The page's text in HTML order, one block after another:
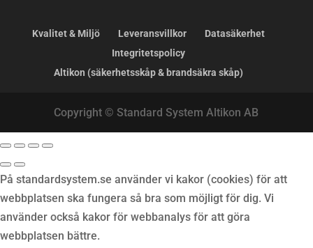
Kvalitet & Miljö Leveransvillkor
Datasäkerhet
Integritetspolicy
Altikon (säkerhetsskåp & brandsäkra skåp)
Copyright © Standard System Altikon AB
På standardsystem.se använder vi kakor (cookies) för att
webbplatsen ska fungera så bra som möjligt för dig. Vi
använder också kakor för webbanalys för att göra
webbplatsen bättre.